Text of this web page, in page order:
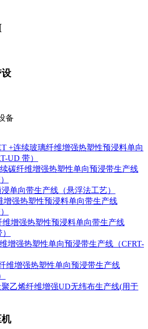
+连续玻璃纤维增强热塑性预浸料单向
UD 带）
碳纤维增强热塑性单向预浸带生产线
单向带生产线（悬浮法工艺）
增强热塑性预浸料单向带生产线
维增强热塑性预浸料单向带生产线
增强热塑性单向预浸带生产线（CFRT-
维增强热塑性单向预浸带生产线
乙烯纤维增强UD无纬布生产线(用于